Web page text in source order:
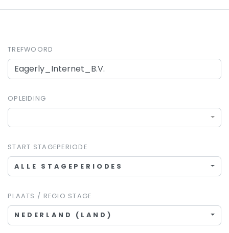
TREFWOORD
OPLEIDING
START STAGEPERIODE
ALLE STAGEPERIODES
PLAATS / REGIO STAGE
NEDERLAND (LAND)